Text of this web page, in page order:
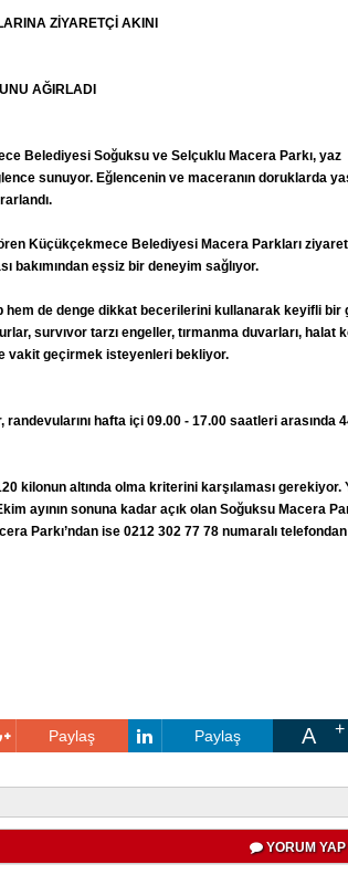
ZİYARETÇİ AKINI
AĞIRLADI
Belediyesi Soğuksu ve Selçuklu Macera Parkı, yaz
sunuyor. Eğlencenin ve maceranın doruklarda
Küçükçekmece Belediyesi Macera Parkları
bakımından eşsiz bir deneyim sağlıyor.
de denge dikkat becerilerini kullanarak keyifli bir
survıvor tarzı engeller, tırmanma duvarları, halat
vakit geçirmek isteyenleri bekliyor.
hafta içi 09.00 - 17.00 saatleri arasında
kilonun altında olma kriterini karşılaması gerekiyor.
ayının sonuna kadar açık olan Soğuksu Macera
Parkı’ndan ise 0212 302 77 78 numaralı telefondan
Paylaş Paylaş A
YORUM